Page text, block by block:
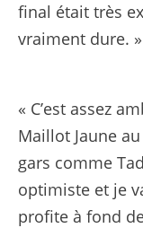
final était très
vraiment dure. »
« C’est assez
Maillot Jaune
gars comme
optimiste et je
profite à fond